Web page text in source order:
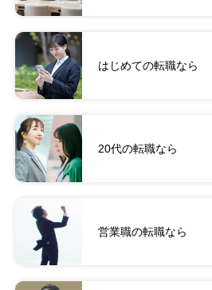
はじめての転職なら
20代の転職なら
営業職の転職なら